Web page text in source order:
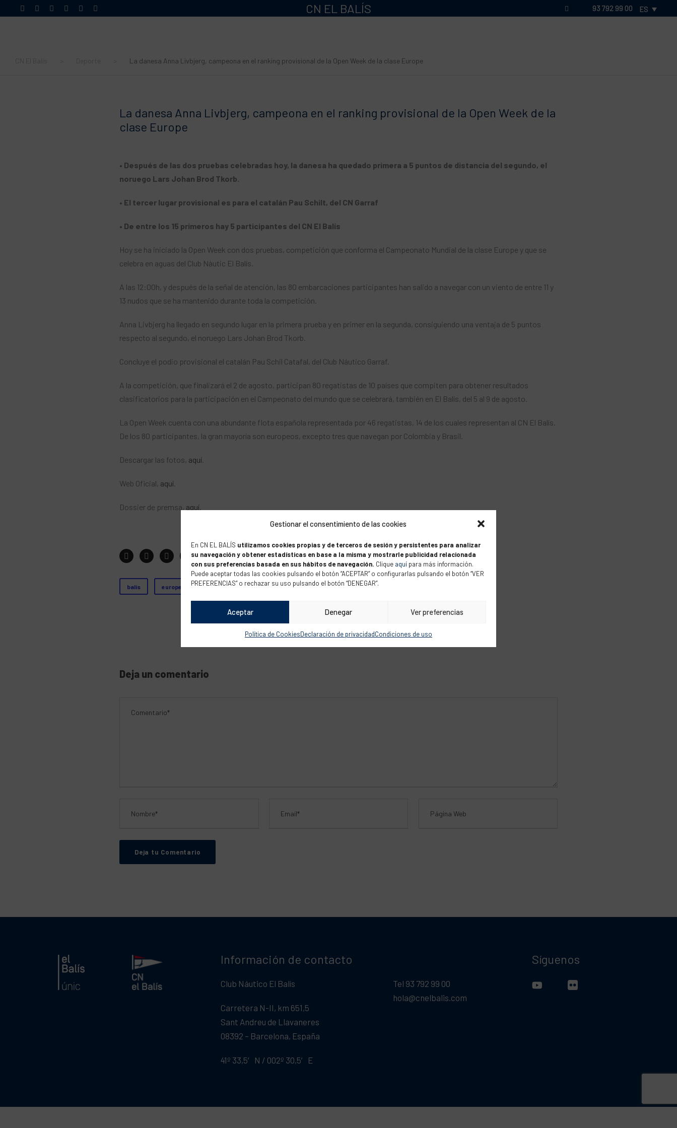
Gestionar el consentimiento de las cookies
En CN EL BALÍS utilizamos cookies propias y de terceros de sesión y persistentes para analizar
su navegación y obtener estadísticas en base a la misma y mostrarle publicidad relacionada
con sus preferencias basada en sus hábitos de navegación. Clique aquí para más información.
Puede aceptar todas las cookies pulsando el botón “ACEPTAR” o configurarlas pulsando el botón “VER
PREFERENCIAS” o rechazar su uso pulsando el botón “DENEGAR”.
Aceptar Denegar Ver preferencias
Política de CookiesDeclaración de privacidadCondiciones de uso
CN EL BALÍS 93 792 99 00 ES
La danesa Anna Livbjerg, campeona en el ranking provisional de la Open Week de la clase Europe
La danesa Anna Livbjerg, campeona en el ranking provisional de la Open Week de la
clase Europe
• Después de las dos pruebas celebradas hoy, la danesa ha quedado primera a 5 puntos de distancia del segundo, el
noruego Lars Johan Brod Tkorb.
• El tercer lugar provisional es para el catalán Pau Schilt, del CN Garraf
• De entre los 15 primeros hay 5 participantes del CN El Balís
Hoy se ha iniciado la Open Week con dos pruebas, competición que conforma el Campeonato Mundial de la clase Europe y que se
celebra en aguas del Club Nàutic El Balís.
A las 12:00h, y después de la señal de atención, las 80 embarcaciones participantes han salido a navegar con un viento de entre 11 y
13 nudos que se ha mantenido durante toda la competición.
Anna Livbjerg ha llegado en segundo lugar en la primera prueba y en primer en la segunda, consiguiendo una ventaja de 5 puntos
respecto al segundo, el noruego Lars Johan Brod Tkorb.
Concluye el podio provisional el catalán Pau Schil Catafal, del Club Náutico Garraf.
A la competición, que finalizará el 2 de agosto, participan 80 regatistas de 10 países que compiten para obtener resultados
clasificatorios para la participación en el Campeonato del mundo que se celebrará, también en El Balís, del 5 al 9 de agosto.
La Open Week cuenta con una abundante flota española representada por 46 regatistas, 14 de los cuales representan al CN El Balís.
De los 80 participantes, la gran mayoría son europeos, excepto tres que navegan por Colombia y Brasil.
Descargar las fotos, aquí
Web Oficial, aquí
Dossier de premsa, aquí
balís europe ewc mundial open regata week
Deja un comentario
Información de contacto
Club Náutico El Balís
Carretera N-II, km 651,5
Sant Andreu de Llavaneres
08392 – Barcelona, España
41º 33,5′ N / 002º 30,5′ E
Tel 93 792 99 00
hola@cnelbalis.com
Síguenos